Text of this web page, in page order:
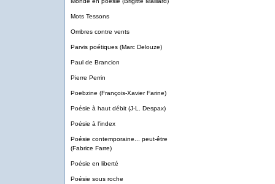
Mots Tessons
Ombres contre vents
Parvis poétiques (Marc Delouze)
Paul de Brancion
Pierre Perrin
Poebzine (François-Xavier Farine)
Poésie à haut débit (J-L. Despax)
Poésie à l'index
Poésie contemporaine... peut-être
(Fabrice Farre)
Poésie en liberté
Poésie sous roche